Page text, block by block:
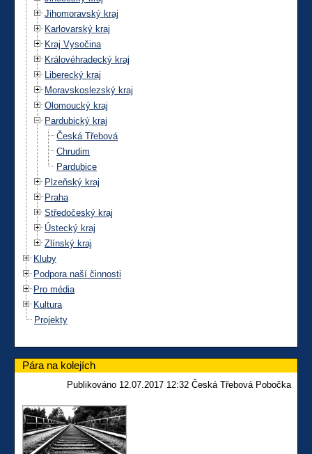
Jihomoravský kraj
Karlovarský kraj
Kraj Vysočina
Královéhradecký kraj
Liberecký kraj
Moravskoslezský kraj
Olomoucký kraj
Pardubický kraj
Česká Třebová
Chrudim
Pardubice
Plzeňský kraj
Praha
Středočeský kraj
Ústecký kraj
Zlínský kraj
Kluby
Podpora naší činnosti
Pro média
Kultura
Projekty
Pára na kolejích
Publikováno 12.07.2017 12:32 Česká Třebová Pobočka